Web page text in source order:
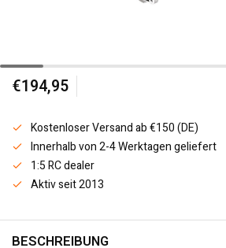
€194,95
Kostenloser Versand ab €150 (DE)
Innerhalb von 2-4 Werktagen geliefert
1:5 RC dealer
Aktiv seit 2013
BESCHREIBUNG